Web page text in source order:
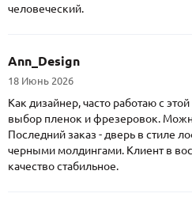
человеческий.
Ann_Design
18 Июнь 2026
Как дизайнер, часто работаю с
выбор пленок и фрезеровок.
Последний заказ - дверь в стиле
черными молдингами. Клиент в
качество стабильное.